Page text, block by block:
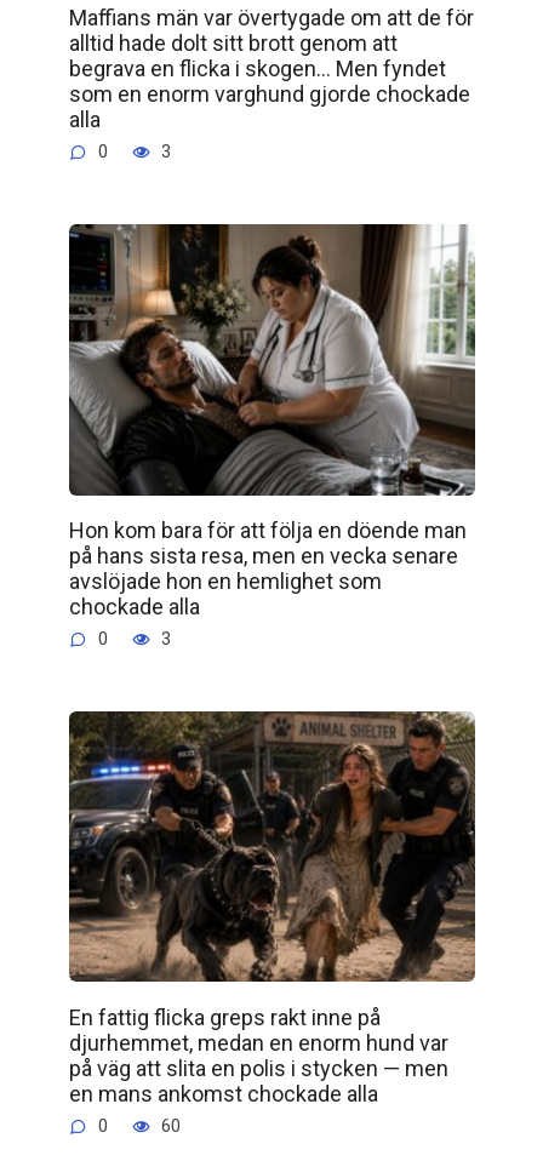
Maffians män var övertygade om att de för
alltid hade dolt sitt brott genom att
begrava en flicka i skogen… Men fyndet
som en enorm varghund gjorde chockade
alla
0 3
Hon kom bara för att följa en döende man
på hans sista resa, men en vecka senare
avslöjade hon en hemlighet som
chockade alla
0 3
En fattig flicka greps rakt inne på
djurhemmet, medan en enorm hund var
på väg att slita en polis i stycken — men
en mans ankomst chockade alla
0 60